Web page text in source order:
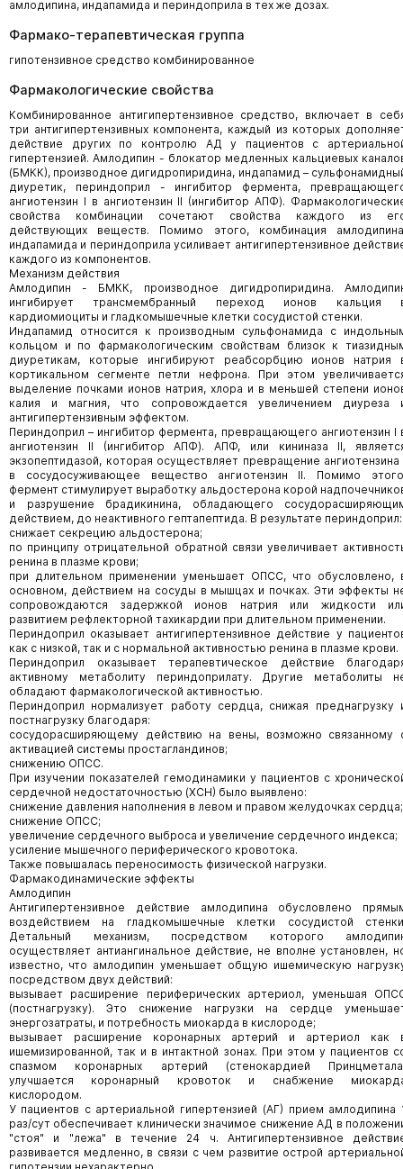
амлодипина, индапамида и периндоприла в тех же дозах.
Фармако-терапевтическая группа
гипотензивное средство комбинированное
Фармакологические свойства
Комбинированное антигипертензивное средство, включает в
три антигипертензивных компонента, каждый из которых
действие других по контролю АД у пациентов с
гипертензией. Амлодипин - блокатор медленных кальциевых
(БМКК), производное дигидропиридина, индапамид –
диуретик, периндоприл - ингибитор фермента,
ангиотензин I в ангиотензин II (ингибитор АПФ).
свойства комбинации сочетают свойства каждого из
действующих веществ. Помимо этого, комбинация
индапамида и периндоприла усиливает антигипертензивное
каждого из компонентов.
Механизм действия
Амлодипин - БМКК, производное дигидропиридина.
ингибирует трансмембранный переход ионов кальция
кардиомиоциты и гладкомышечные клетки сосудистой стенки.
Индапамид относится к производным сульфонамида с
кольцом и по фармакологическим свойствам близок к
диуретикам, которые ингибируют реабсорбцию ионов натрия
кортикальном сегменте петли нефрона. При этом
выделение почками ионов натрия, хлора и в меньшей степени
калия и магния, что сопровождается увеличением диуреза
антигипертензивным эффектом.
Периндоприл – ингибитор фермента, превращающего ангиотензин I
ангиотензин II (ингибитор АПФ). АПФ, или кининаза II,
экзопептидазой, которая осуществляет превращение ангиотензина
в сосудосуживающее вещество ангиотензин II. Помимо
фермент стимулирует выработку альдостерона корой
и разрушение брадикинина, обладающего
действием, до неактивного гептапептида. В результате периндоприл:
снижает секрецию альдостерона;
по принципу отрицательной обратной связи увеличивает
ренина в плазме крови;
при длительном применении уменьшает ОПСС, что обусловлено,
основном, действием на сосуды в мышцах и почках. Эти эффекты
сопровождаются задержкой ионов натрия или жидкости
развитием рефлекторной тахикардии при длительном применении.
Периндоприл оказывает антигипертензивное действие у
как с низкой, так и с нормальной активностью ренина в плазме крови.
Периндоприл оказывает терапевтическое действие
активному метаболиту периндоприлату. Другие метаболиты
обладают фармакологической активностью.
Периндоприл нормализует работу сердца, снижая преднагрузку
постнагрузку благодаря:
сосудорасширяющему действию на вены, возможно связанному
активацией системы простагландинов;
снижению ОПСС.
При изучении показателей гемодинамики у пациентов с
сердечной недостаточностью (ХСН) было выявлено:
снижение давления наполнения в левом и правом желудочках сердца;
снижение ОПСС;
увеличение сердечного выброса и увеличение сердечного индекса;
усиление мышечного периферического кровотока.
Также повышалась переносимость физической нагрузки.
Фармакодинамические эффекты
Амлодипин
Антигипертензивное действие амлодипина обусловлено
воздействием на гладкомышечные клетки сосудистой
Детальный механизм, посредством которого
осуществляет антиангинальное действие, не вполне установлен,
известно, что амлодипин уменьшает общую ишемическую
посредством двух действий:
вызывает расширение периферических артериол, уменьшая
(постнагрузку). Это снижение нагрузки на сердце
энергозатраты, и потребность миокарда в кислороде;
вызывает расширение коронарных артерий и артериол как
ишемизированной, так и в интактной зонах. При этом у пациентов
спазмом коронарных артерий (стенокардией
улучшается коронарный кровоток и снабжение
кислородом.
У пациентов с артериальной гипертензией (АГ) прием амлодипина
раз/сут обеспечивает клинически значимое снижение АД в
"стоя" и "лежа" в течение 24 ч. Антигипертензивное
развивается медленно, в связи с чем развитие острой